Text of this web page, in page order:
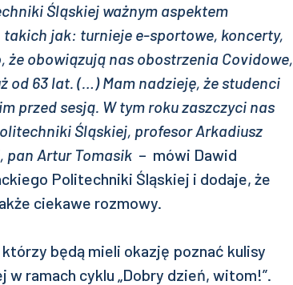
Śląskiej ważnym aspektem
jak: turnieje e-sportowe, koncerty,
że obowiązują nas obostrzenia Covidowe,
od 63 lat. (…) Mam nadzieję, że studenci
przed sesją. W tym roku zaszczyci nas
Śląskiej, profesor Arkadiusz
pan Artur Tomasik – mówi Dawid
Politechniki Śląskiej i dodaje, że
ciekawe rozmowy.
będą mieli okazję poznać kulisy
ramach cyklu „Dobry dzień, witom!”.